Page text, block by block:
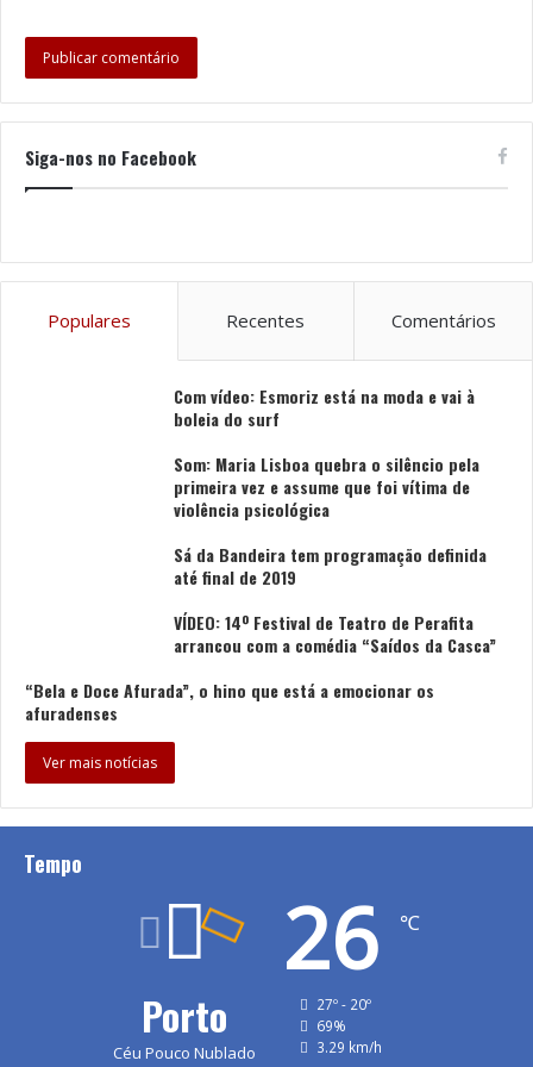
Profissional de Treinador de Desporto.
Integrada na programação daGuimarães 26 – Capital
papel do desporto enquanto plataforma de
comunidades mais resilientes.
Câmara Municipal de Guimarães
Siga-nos no Facebook
Populares Recentes Comentários
Com vídeo: Esmoriz está na moda e vai à
boleia do surf
Som: Maria Lisboa quebra o silêncio pela
primeira vez e assume que foi vítima de
violência psicológica
Sá da Bandeira tem programação definida
até final de 2019
VÍDEO: 14º Festival de Teatro de Perafita
arrancou com a comédia “Saídos da Casca”
“Bela e Doce Afurada”, o hino que está a emocionar os
afuradenses
Ver mais notícias
Tempo
Porto
Céu Pouco Nublado
26 ℃
27º - 20º
69%
3.29 km/h